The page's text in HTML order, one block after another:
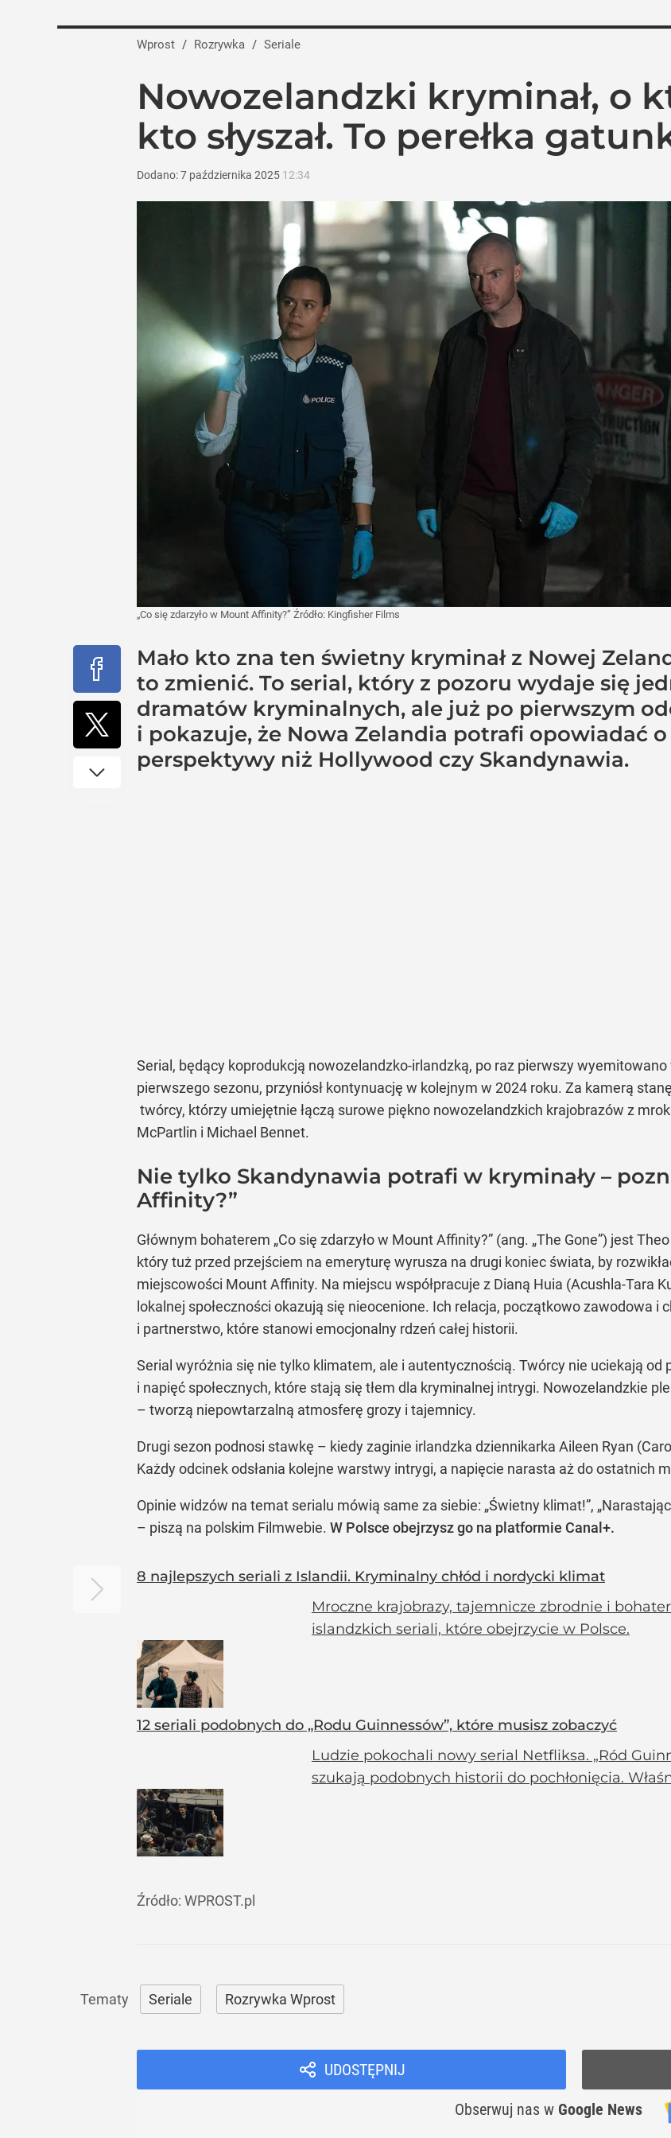
Wprost / Rozrywka / Seriale
Nowozelandzki kryminał, o
kto słyszał. To perełka
Dodano:7 października 2025 12:34
„Co się zdarzyło w Mount Affinity?” Źródło: Kingfisher Films
Mało kto zna ten świetny kryminał z Nowej
to zmienić. To serial, który z pozoru wydaje się
dramatów kryminalnych, ale już po pierwszym
i pokazuje, że Nowa Zelandia potrafi opowiadać
perspektywy niż Hollywood czy Skandynawia.
Serial, będący koprodukcją nowozelandzko-irlandzką, po raz pierwszy
pierwszego sezonu, przyniósł kontynuację w kolejnym w 2024 roku. Za kamerą
twórcy, którzy umiejętnie łączą surowe piękno nowozelandzkich krajobrazów z
McPartlin i Michael Bennet.
Nie tylko Skandynawia potrafi w kryminały –
Affinity?”
Głównym bohaterem „Co się zdarzyło w Mount Affinity?” (ang. „The Gone”) jest
który tuż przed przejściem na emeryturę wyrusza na drugi koniec świata, by
miejscowości Mount Affinity. Na miejscu współpracuje z Dianą Huia (Acushla-Tara
lokalnej społeczności okazują się nieocenione. Ich relacja, początkowo zawodowa i
i partnerstwo, które stanowi emocjonalny rdzeń całej historii.
Serial wyróżnia się nie tylko klimatem, ale i autentycznością. Twórcy nie uciekają
i napięć społecznych, które stają się tłem dla kryminalnej intrygi. Nowozelandzkie
– tworzą niepowtarzalną atmosferę grozy i tajemnicy.
Drugi sezon podnosi stawkę – kiedy zaginie irlandzka dziennikarka Aileen Ryan
Każdy odcinek odsłania kolejne warstwy intrygi, a napięcie narasta aż do ostatnich
Opinie widzów na temat serialu mówią same za siebie: „Świetny klimat!”,
– piszą na polskim Filmwebie. W Polsce obejrzysz go na platformie Canal+.
8 najlepszych seriali z Islandii. Kryminalny chłód i nordycki klimat
Mroczne krajobrazy, tajemnicze zbrodnie i
islandzkich seriali, które obejrzycie w Polsce.
12 seriali podobnych do „Rodu Guinnessów”, które musisz zobaczyć
Ludzie pokochali nowy serial Netfliksa. „Ród
szukają podobnych historii do pochłonięcia.
Źródło: WPROST.pl
Seriale Rozrywka Wprost
UDOSTĘPNIJ
Obserwuj nas w Google News